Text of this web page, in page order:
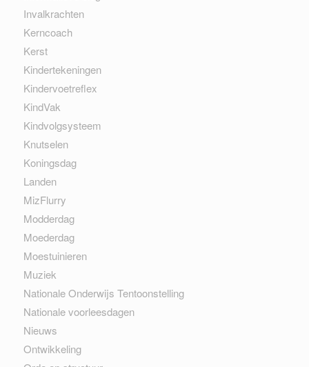
Invalkrachten
Kerncoach
Kerst
Kindertekeningen
Kindervoetreflex
KindVak
Kindvolgsysteem
Knutselen
Koningsdag
Landen
MizFlurry
Modderdag
Moederdag
Moestuinieren
Muziek
Nationale Onderwijs Tentoonstelling
Nationale voorleesdagen
Nieuws
Ontwikkeling